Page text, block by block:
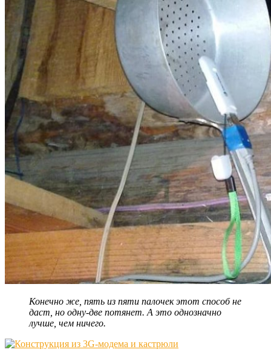
Конечно же, пять из пяти палочек этот способ не
даст, но одну-две потянет. А это однозначно
лучше, чем ничего.